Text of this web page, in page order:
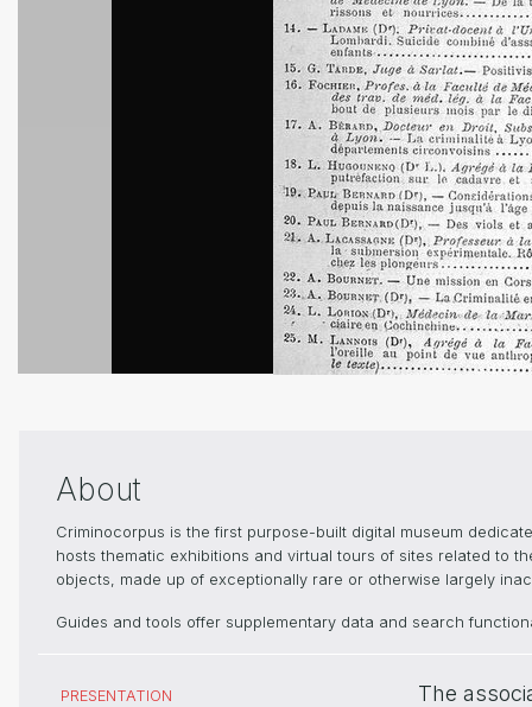
About
Criminocorpus is the first purpose-built digital museum
hosts thematic exhibitions and virtual tours of sites related to
objects, made up of exceptionally rare or otherwise largely
Guides and tools offer supplementary data and search
PRESENTATION
The